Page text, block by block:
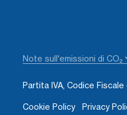
Note sull'emissioni di CO₂
Partita IVA, Codice
Cookie Policy Privacy